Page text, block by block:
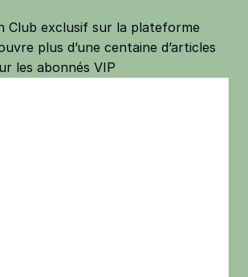
Club exclusif sur la plateforme
plus d’une centaine d’articles
les abonnés VIP